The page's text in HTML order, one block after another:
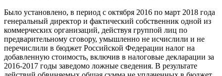
Было установлено, в период с октября 2016 по март 2018 года
генеральный директор и фактический собственник одной из
коммерческих организаций, действуя группой лиц по
предварительному сговору, умышленно не исчислили и не
перечислили в бюджет Российской Федерации налог на
добавленную стоимость, включив в налоговые декларации за
2016-2017 годы заведомо ложные сведения. В результате